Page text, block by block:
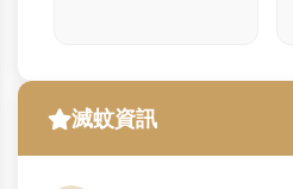
滅蚊資訊